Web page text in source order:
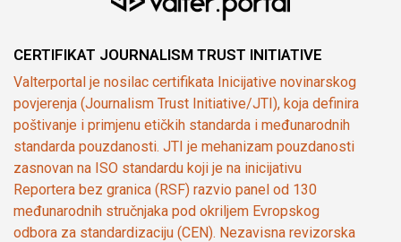
CERTIFIKAT JOURNALISM TRUST INITIATIVE
Valterportal je nosilac certifikata Inicijative novinarskog
povjerenja (Journalism Trust Initiative/JTI), koja definira
poštivanje i primjenu etičkih standarda i međunarodnih
standarda pouzdanosti. JTI je mehanizam pouzdanosti
zasnovan na ISO standardu koji je na inicijativu
Reportera bez granica (RSF) razvio panel od 130
međunarodnih stručnjaka pod okriljem Evropskog
odbora za standardizaciju (CEN). Nezavisna revizorska